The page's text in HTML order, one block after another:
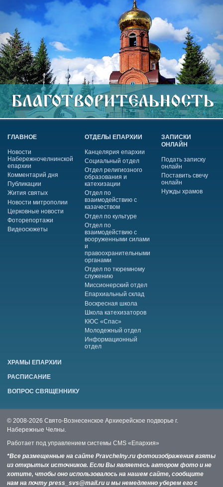
ГЛАВНОЕ
Новости
Набережночелнинской
епархии
Комментарий дня
Публикации
Жития святых
Новости митрополии
Церковные новости
Фоторепортажи
Видеосюжеты
ОТДЕЛЫ ЕПАРХИИ
Канцелярия епархии
Социальный отдел
Отдел религиозного
образования и
катехизации
Отдел по
взаимодействию с
казачеством
Отдел по культуре
Отдел по
взаимодействию с
вооруженными силами
и
правоохранительными
органами
Отдел по тюремному
служению
Миссионерский отдел
Епархиальный склад
Воскресная школа
Школа катехизаторов
КЮС «Спас»
Молодежный отдел
Информационный
отдел
ЗАПИСКИ
ОНЛАЙН
Подать записку
онлайн
Поставить свечу
онлайн
Нужды храмов
ХРАМЫ ЕПАРХИИ
РАСПИСАНИЕ
ВОПРОС СВЯЩЕННИКУ
© 2008-2026 Свято-Вознесенское Архиерейское подворье г.
Набережные Челны.
Работает под управлением системы CMS «Епархия»
*Все размещенные на сайте Pravchelny.ru фотоизображения взяты
из открытых источников. Если Вы являетесь автором фото и не
хотите, чтобы оно использовалось на нашем сайте, сообщите
нам на почту press_svs@mail.ru и мы немедленно уберем его с